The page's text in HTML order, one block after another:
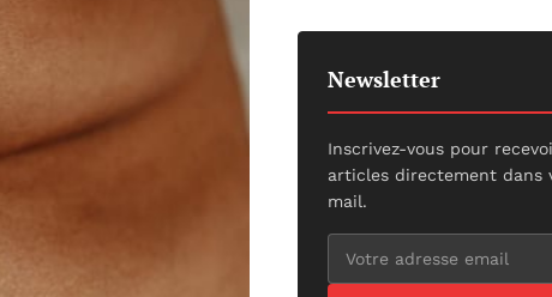
Newsletter
Inscrivez-vous pour
articles directement dans
mail.